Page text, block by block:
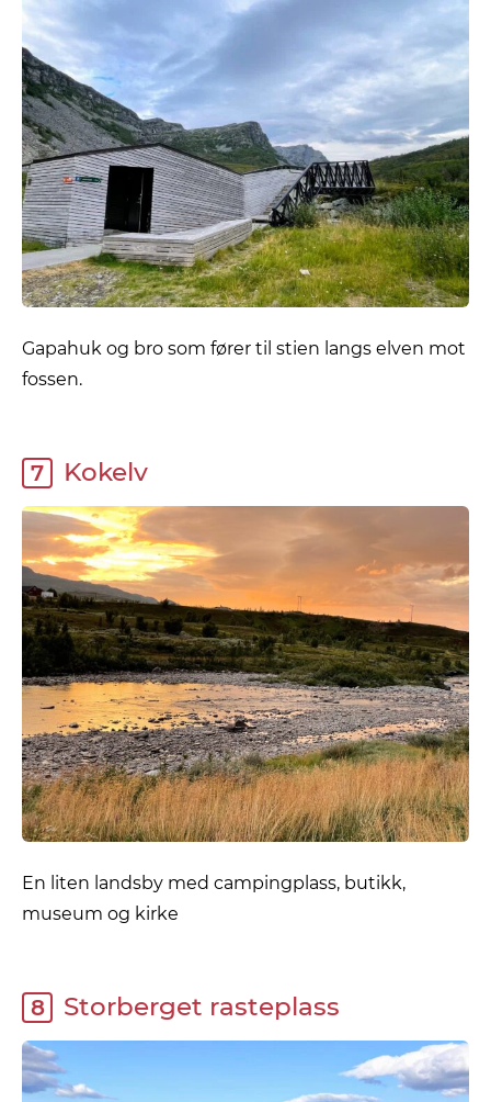
Gapahuk og bro som fører til stien langs elven mot
fossen.
7 Kokelv
En liten landsby med campingplass, butikk,
museum og kirke
8 Storberget rasteplass